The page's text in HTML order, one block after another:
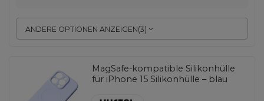
ANDERE OPTIONEN ANZEIGEN(3)
MagSafe-kompatible Silikonhülle
für iPhone 15 Silikonhülle – blau